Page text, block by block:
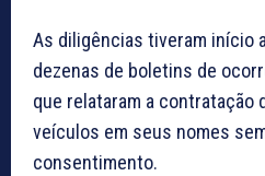
As diligências tiveram início
dezenas de boletins de
que relataram a contratação
veículos em seus nomes
consentimento.